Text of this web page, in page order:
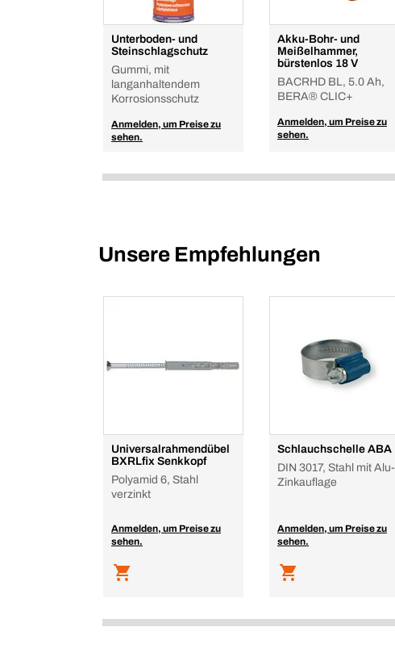
Unterboden- und
Steinschlagschutz
Gummi, mit
langanhaltendem
Korrosionsschutz
Anmelden, um Preise zu
sehen.
Akku-Bohr- und
Meißelhammer,
bürstenlos 18 V
BACRHD BL, 5.0 Ah,
BERA® CLIC+
Anmelden, um Preise zu
sehen.
Unsere Empfehlungen
Universalrahmendübel
BXRLfix Senkkopf
Polyamid 6, Stahl
verzinkt
Anmelden, um Preise zu
sehen.
Schlauchschelle ABA
DIN 3017, Stahl mit Alu-
Zinkauflage
Anmelden, um Preise zu
sehen.